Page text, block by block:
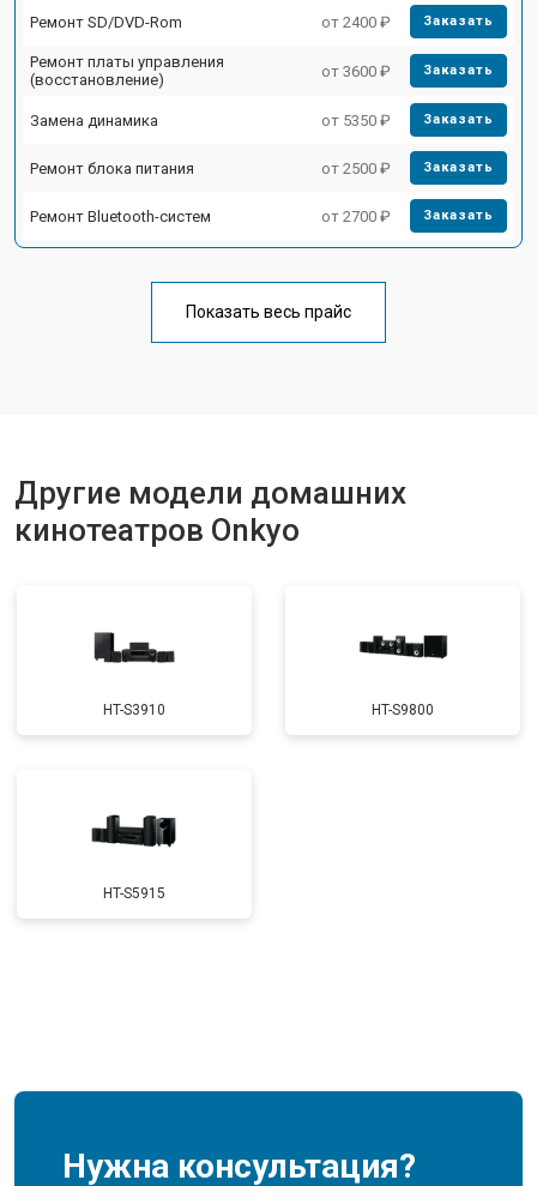
Ремонт SD/DVD-Rom от 2400 ₽ Заказать
Ремонт платы управления
(восстановление)
от 3600 ₽ Заказать
Замена динамика от 5350 ₽ Заказать
Ремонт блока питания от 2500 ₽ Заказать
Ремонт Bluetooth-систем от 2700 ₽ Заказать
Показать весь прайс
Другие модели домашних
кинотеатров Onkyo
HT-S3910 HT-S9800
HT-S5915
Нужна консультация?